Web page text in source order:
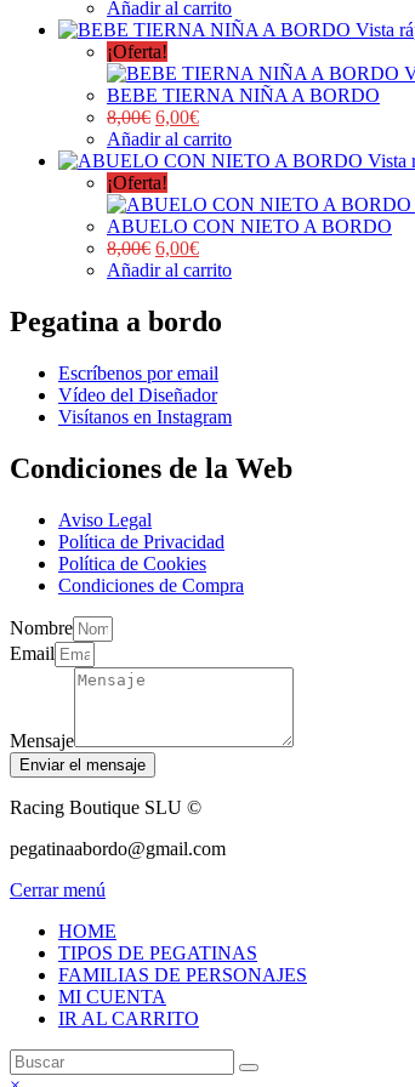
Añadir al carrito
Vista
¡Oferta!
BEBE TIERNA NIÑA A BORDO
8,00€ 6,00€
Añadir al carrito
Vista
¡Oferta!
ABUELO CON NIETO A BORDO
8,00€ 6,00€
Añadir al carrito
Pegatina a bordo
Escríbenos por email
Vídeo del Diseñador
Visítanos en Instagram
Condiciones de la Web
Aviso Legal
Política de Privacidad
Política de Cookies
Condiciones de Compra
Nombre
Email
Mensaje
Enviar el mensaje
Racing Boutique SLU ©
pegatinaabordo@gmail.com
Cerrar menú
HOME
TIPOS DE PEGATINAS
FAMILIAS DE PERSONAJES
MI CUENTA
IR AL CARRITO